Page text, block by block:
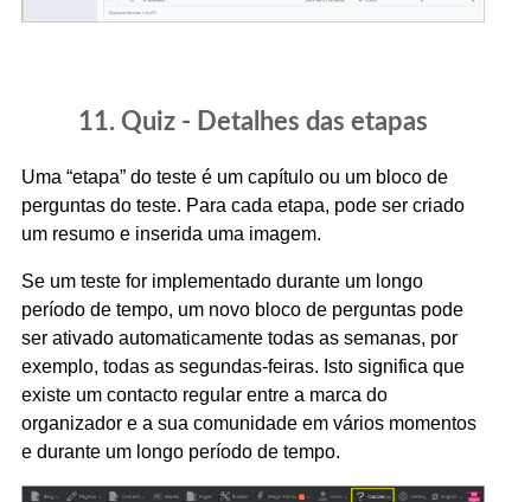
11. Quiz - Detalhes das etapas
Uma “etapa” do teste é um capítulo ou um bloco de
perguntas do teste. Para cada etapa, pode ser criado
um resumo e inserida uma imagem.
Se um teste for implementado durante um longo
período de tempo, um novo bloco de perguntas pode
ser ativado automaticamente todas as semanas, por
exemplo, todas as segundas-feiras. Isto significa que
existe um contacto regular entre a marca do
organizador e a sua comunidade em vários momentos
e durante um longo período de tempo.